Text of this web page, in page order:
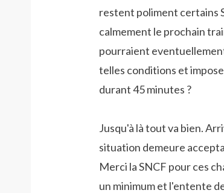
restent poliment certains
calmement le prochain
pourraient
telles conditions et
durant 45 minutes ?
Jusqu'à là tout va bien.
situation demeure
Merci la SNCF pour ces
un minimum et l'entente